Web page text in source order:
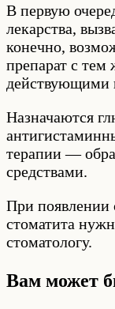
В первую
лекарства,
конечно,
препарат с
действующими
Назначаются
терапии —
средствами.
При появлении
стоматита
стоматологу.
Вам может